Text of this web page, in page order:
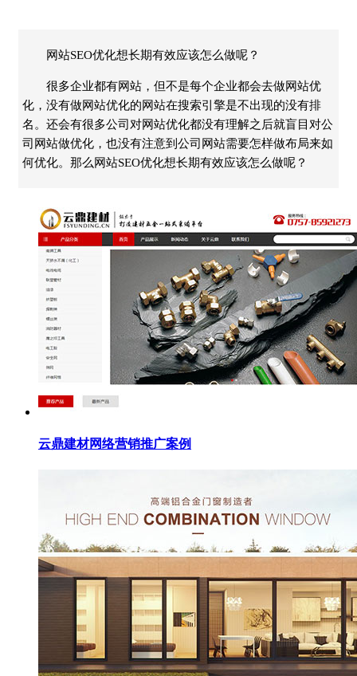
网站SEO优化想长期有效应该怎么做呢？
很多企业都有网站，但不是每个企业都会去做网站优
化，没有做网站优化的网站在搜索引擎是不出现的没有排
名。还会有很多公司对网站优化都没有理解之后就盲目对公
司网站做优化，也没有注意到公司网站需要怎样做布局来如
何优化。那么网站SEO优化想长期有效应该怎么做呢？
云鼎建材网络营销推广案例